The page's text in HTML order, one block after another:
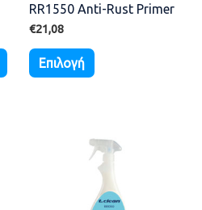
RR1550 Anti-Rust Primer
€21,08
Επιλογή